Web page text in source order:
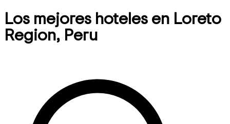
Los mejores hoteles en Loreto
Region, Peru